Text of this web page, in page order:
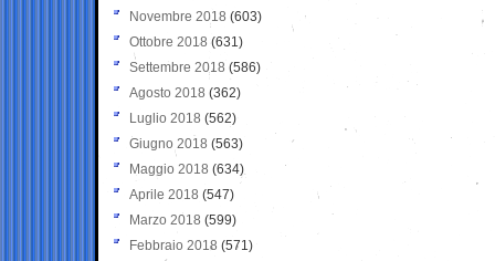
Novembre 2018 (603)
Ottobre 2018 (631)
Settembre 2018 (586)
Agosto 2018 (362)
Luglio 2018 (562)
Giugno 2018 (563)
Maggio 2018 (634)
Aprile 2018 (547)
Marzo 2018 (599)
Febbraio 2018 (571)